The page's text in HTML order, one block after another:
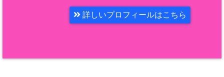
詳しいプロフィールはこちら